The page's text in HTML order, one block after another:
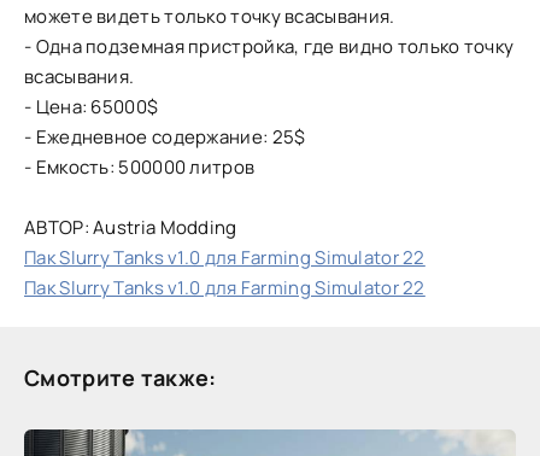
можете видеть только точку всасывания.
- Одна подземная пристройка, где видно только точку
всасывания.
- Цена: 65000$
- Ежедневное содержание: 25$
- Емкость: 500000 литров
АВТОР: Austria Modding
Пак Slurry Tanks v1.0 для Farming Simulator 22
Пак Slurry Tanks v1.0 для Farming Simulator 22
Смотрите также: